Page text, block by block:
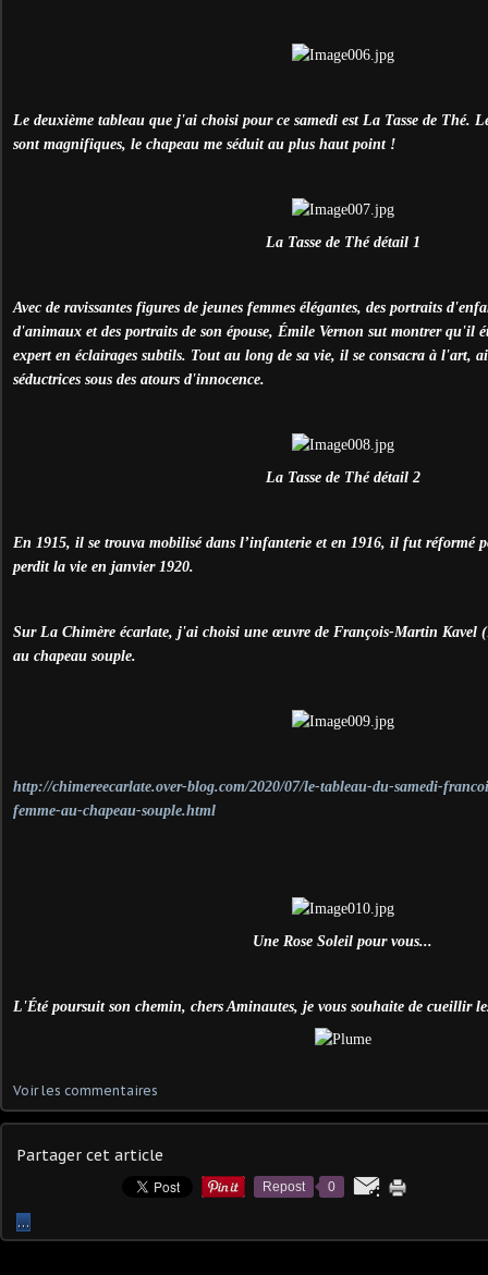
Le deuxième tableau que j'ai choisi pour ce samedi est La Tasse de Thé.
sont magnifiques, le chapeau me séduit au plus haut point !
La Tasse de Thé détail 1
Avec de ravissantes figures de jeunes femmes élégantes, des portraits
d'animaux et des portraits de son épouse, Émile Vernon sut montrer qu'il
expert en éclairages subtils. Tout au long de sa vie, il se consacra à l'art,
séductrices sous des atours d'innocence.
La Tasse de Thé détail 2
En 1915, il se trouva mobilisé dans l’infanterie et en 1916, il fut réformé
perdit la vie en janvier 1920.
Sur La Chimère écarlate, j'ai choisi une œuvre de François-Martin Kavel
au chapeau souple.
http://chimereecarlate.over-blog.com/2020/07/le-tableau-du-samedi-
femme-au-chapeau-souple.html
Une Rose Soleil pour vous...
L'Été poursuit son chemin, chers Aminautes, je vous souhaite de cueillir
Voir les commentaires
Partager cet article
Repost 0
…